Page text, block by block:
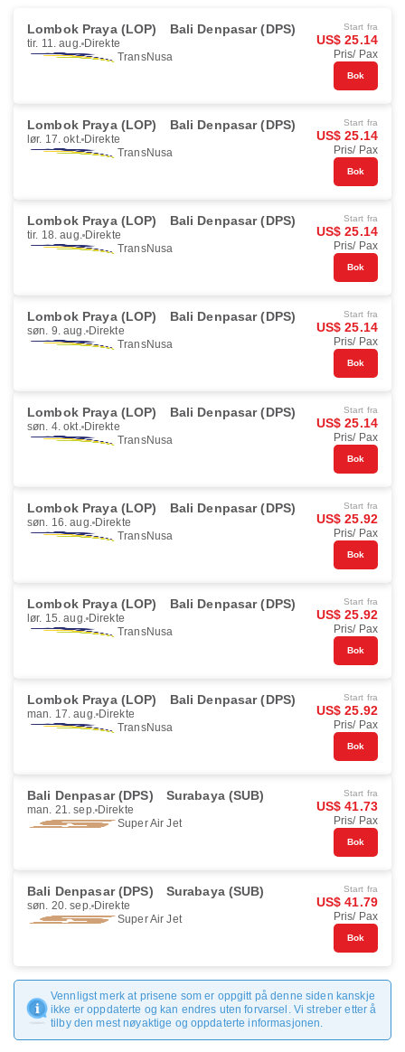
Lombok Praya (LOP) Bali Denpasar (DPS)
tir. 11. aug. Direkte
TransNusa
Start fra
US$ 25.14
Pris/ Pax
Bok
Lombok Praya (LOP) Bali Denpasar (DPS)
lør. 17. okt. Direkte
TransNusa
Start fra
US$ 25.14
Pris/ Pax
Bok
Lombok Praya (LOP) Bali Denpasar (DPS)
tir. 18. aug. Direkte
TransNusa
Start fra
US$ 25.14
Pris/ Pax
Bok
Lombok Praya (LOP) Bali Denpasar (DPS)
søn. 9. aug. Direkte
TransNusa
Start fra
US$ 25.14
Pris/ Pax
Bok
Lombok Praya (LOP) Bali Denpasar (DPS)
søn. 4. okt. Direkte
TransNusa
Start fra
US$ 25.14
Pris/ Pax
Bok
Lombok Praya (LOP) Bali Denpasar (DPS)
søn. 16. aug. Direkte
TransNusa
Start fra
US$ 25.92
Pris/ Pax
Bok
Lombok Praya (LOP) Bali Denpasar (DPS)
lør. 15. aug. Direkte
TransNusa
Start fra
US$ 25.92
Pris/ Pax
Bok
Lombok Praya (LOP) Bali Denpasar (DPS)
man. 17. aug. Direkte
TransNusa
Start fra
US$ 25.92
Pris/ Pax
Bok
Bali Denpasar (DPS) Surabaya (SUB)
man. 21. sep. Direkte
Super Air Jet
Start fra
US$ 41.73
Pris/ Pax
Bok
Bali Denpasar (DPS) Surabaya (SUB)
søn. 20. sep. Direkte
Super Air Jet
Start fra
US$ 41.79
Pris/ Pax
Bok
Vennligst merk at prisene som er oppgitt på denne siden kanskje
ikke er oppdaterte og kan endres uten forvarsel. Vi streber etter å
tilby den mest nøyaktige og oppdaterte informasjonen.